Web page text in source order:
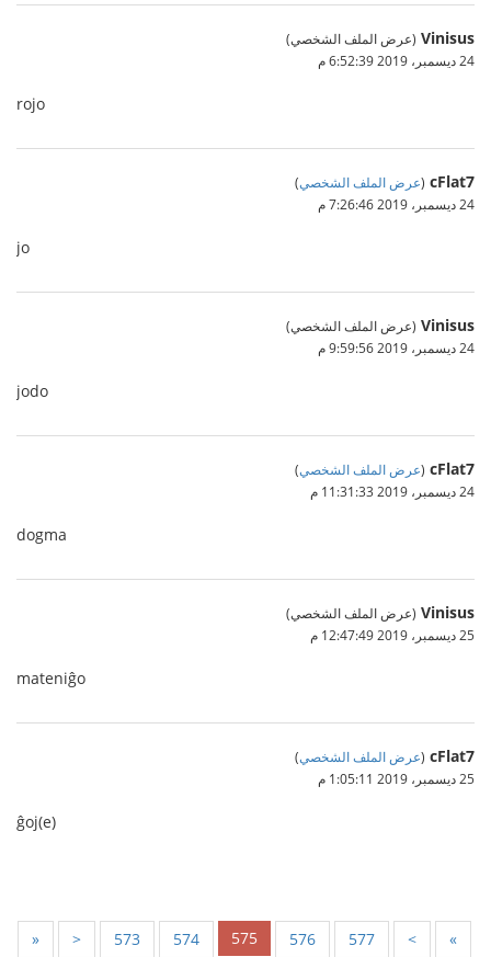
Vinisus (عرض الملف الشخصي)
24 ديسمبر، 2019 6:52:39 م
rojo
cFlat7
(عرض الملف الشخصي)
24 ديسمبر، 2019 7:26:46 م
jo
Vinisus (عرض الملف الشخصي)
24 ديسمبر، 2019 9:59:56 م
jodo
cFlat7
(عرض الملف الشخصي)
24 ديسمبر، 2019 11:31:33 م
dogma
Vinisus (عرض الملف الشخصي)
25 ديسمبر، 2019 12:47:49 م
mateniĝo
cFlat7
(عرض الملف الشخصي)
25 ديسمبر، 2019 1:05:11 م
ĝoj(e)
« < 573 574 575 576 577 > »